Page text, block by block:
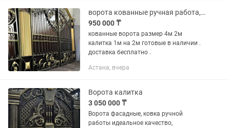
ворота кованные ручная работа, порошковая окраска размеры 4,0 / 2,0м к 1,0
950 000 ₸
кованные ворота размер 4м 2м
калитка 1м на 2м готовые в наличии .
доставка бесплатно .
Астана, вчера
Ворота калитка
3 050 000 ₸
Ворота фасадные, ковка ручной
работы идеальное качество,